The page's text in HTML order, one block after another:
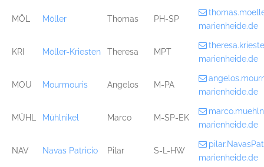
MÖL Möller Thomas PH-SP
marienheide.de
KRI Möller-Kriesten Theresa MPT
marienheide.de
MOU Mourmouris Angelos M-PA
marienheide.de
MÜHL Mühlnikel Marco M-SP-EK
marienheide.de
NAV Navas Patricio Pilar S-L-HW
marienheide.de